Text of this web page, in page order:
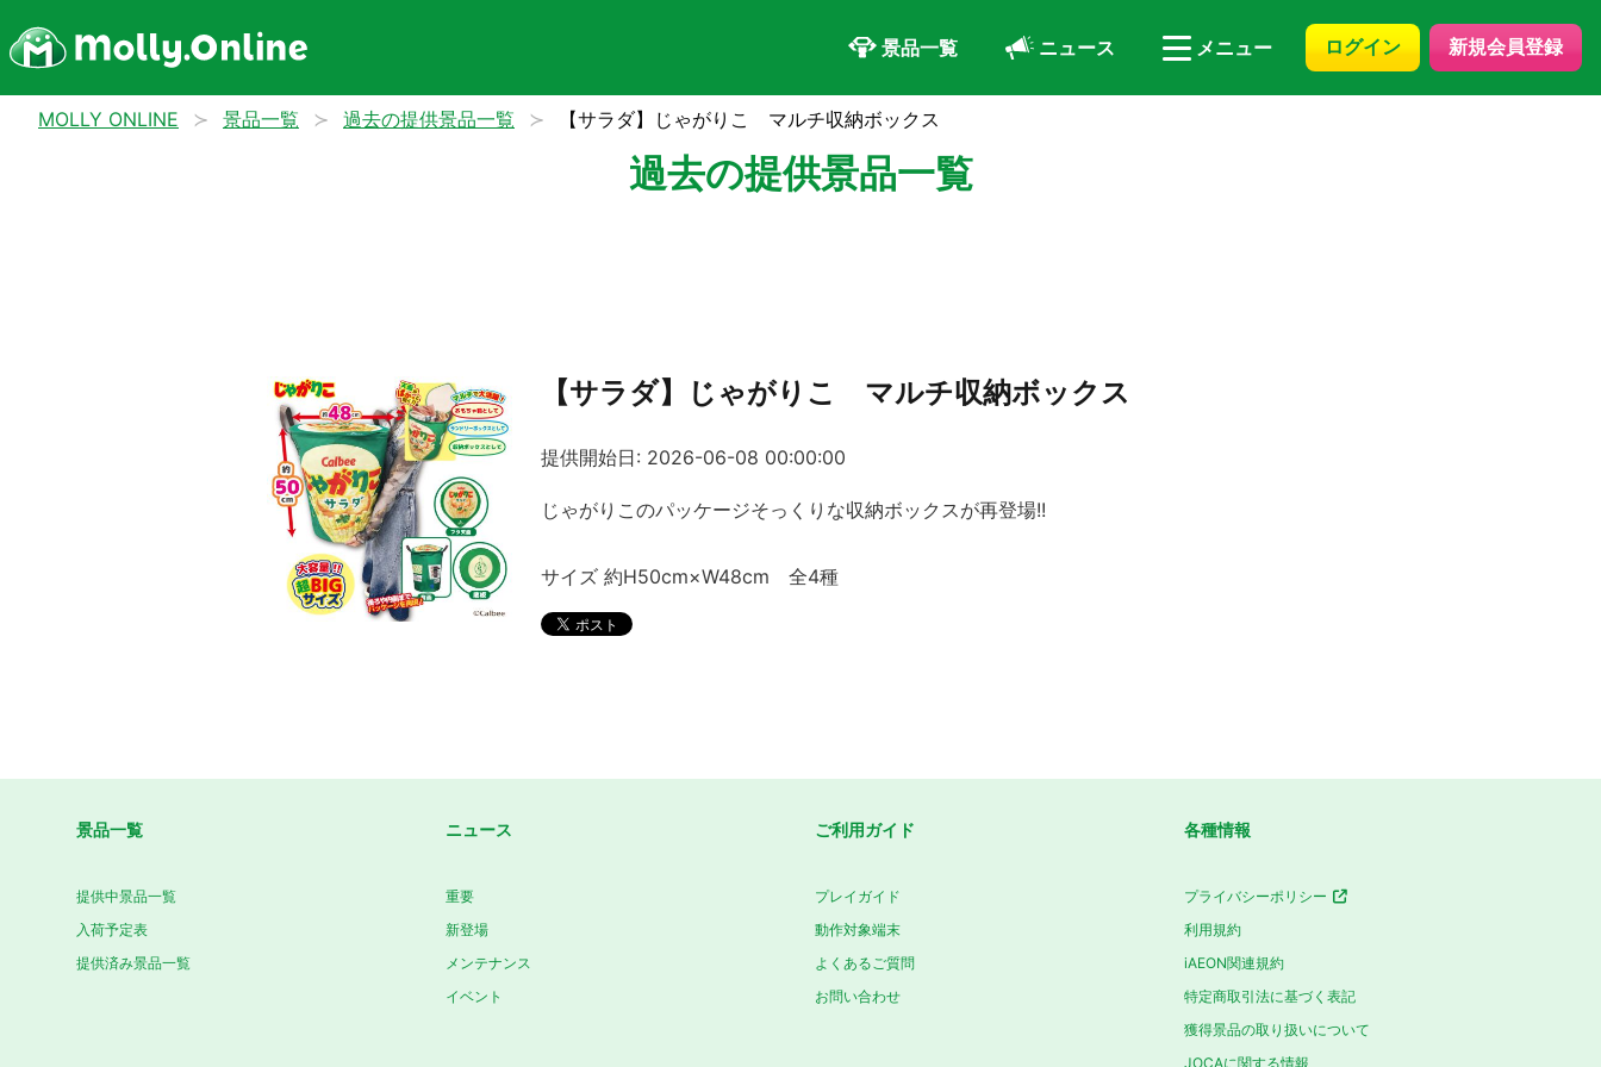
景品一覧 ニュース メニュー ログイン 新規会員登録
MOLLY ONLINE 景品一覧 過去の提供景品一覧 【サラダ】じゃがりこ マルチ収納ボックス
過去の提供景品一覧
【サラダ】じゃがりこ マルチ収納ボックス
提供開始日: 2026-06-08 00:00:00
じゃがりこのパッケージそっくりな収納ボックスが再登場!!
サイズ 約H50cm×W48cm 全4種
景品一覧
提供中景品一覧
入荷予定表
提供済み景品一覧
ニュース
重要
新登場
メンテナンス
イベント
ご利用ガイド
プレイガイド
動作対象端末
よくあるご質問
お問い合わせ
各種情報
プライバシーポリシー
利用規約
iAEON関連規約
特定商取引法に基づく表記
獲得景品の取り扱いについて
JOCAに関する情報